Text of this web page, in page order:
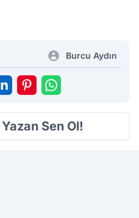
Burcu Aydın
Sen Ol!